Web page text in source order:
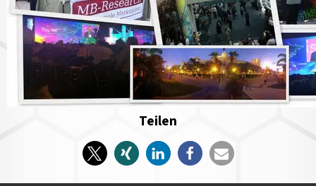
Teilen